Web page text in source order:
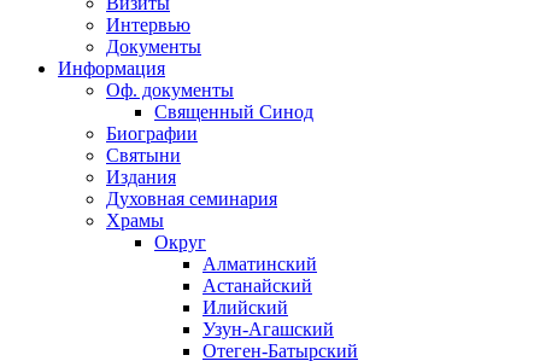
Интервью
Документы
Информация
Оф. документы
Священный Синод
Биографии
Святыни
Издания
Духовная семинария
Храмы
Округ
Алматинский
Астанайский
Илийский
Узун-Агашский
Отеген-Батырский